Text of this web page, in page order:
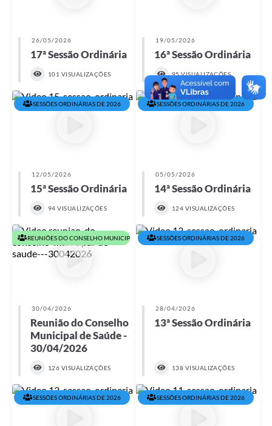
26/05/2026
17ª Sessão Ordinária
101 VISUALIZAÇÕES
19/05/2026
16ª Sessão Ordinária
95 VISUALIZAÇÕES
SESSÕES ORDINÁRIAS DE 2026
12/05/2026
15ª Sessão Ordinária
94 VISUALIZAÇÕES
SESSÕES ORDINÁRIAS DE 2026
05/05/2026
14ª Sessão Ordinária
124 VISUALIZAÇÕES
REUNIÕES DO CONSELHO MUNICIPAL DE SAÚDE EM 2026
30/04/2026
Reunião do Conselho
Municipal de Saúde -
30/04/2026
126 VISUALIZAÇÕES
SESSÕES ORDINÁRIAS DE 2026
28/04/2026
13ª Sessão Ordinária
138 VISUALIZAÇÕES
SESSÕES ORDINÁRIAS DE 2026 SESSÕES ORDINÁRIAS DE 2026